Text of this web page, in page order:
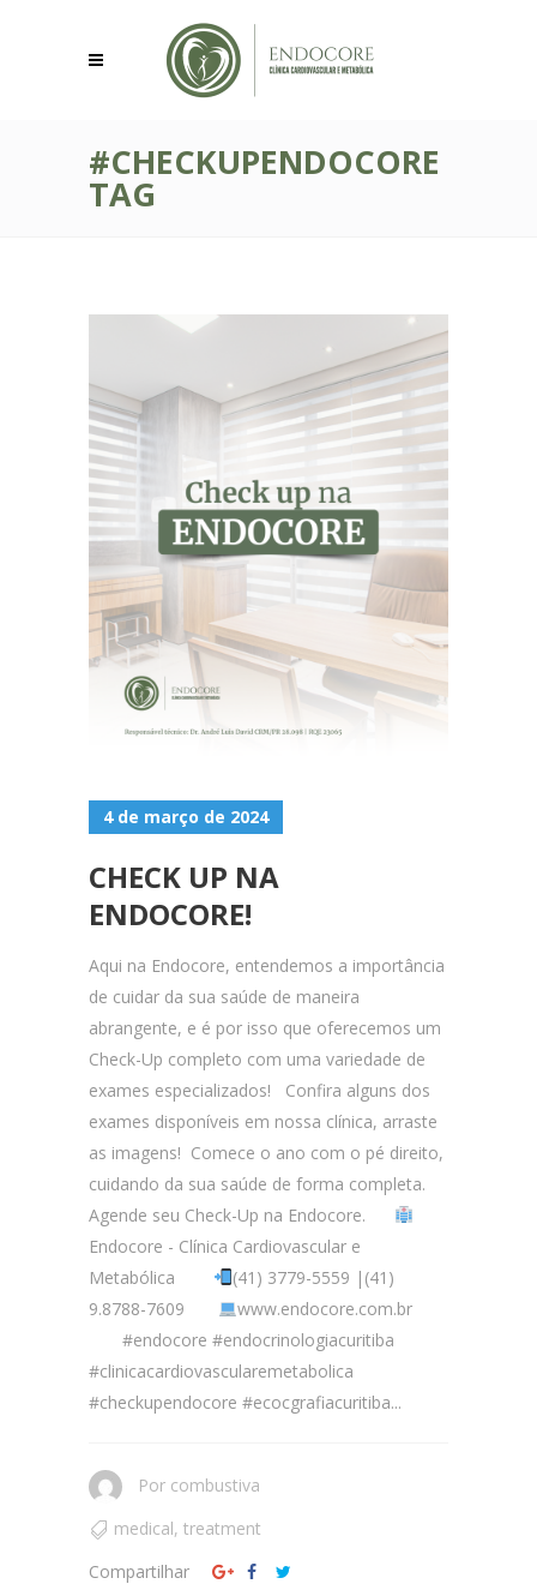
#CHECKUPENDOCORE
TAG
4 de março de 2024
CHECK UP NA
ENDOCORE!
Aqui na Endocore, entendemos a importância
de cuidar da sua saúde de maneira
abrangente, e é por isso que oferecemos um
Check-Up completo com uma variedade de
exames especializados! Confira alguns dos
exames disponíveis em nossa clínica, arraste
as imagens! Comece o ano com o pé direito,
cuidando da sua saúde de forma completa.
Agende seu Check-Up na Endocore.
Endocore - Clínica Cardiovascular e
Metabólica
(41) 3779-5559 |(41)
9.8788-7609
www.endocore.com.br
#endocore #endocrinologiacuritiba
#clinicacardiovascularemetabolica
#checkupendocore #ecocgrafiacuritiba...
Por combustiva
medical, treatment
Compartilhar